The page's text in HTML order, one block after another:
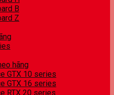
B
Z
hãng
GTX 10 series
GTX 16 series
RTX 20 series